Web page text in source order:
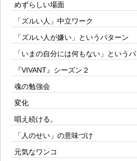
めずらしい場面
「ズルい人」中立ワーク
「ズルい人が嫌い」というパターン
「いまの自分には何もない」という
『VIVANT』シーズン２
魂の勉強会
変化
唱え続ける。
「人のせい」の意味づけ
元気なワンコ